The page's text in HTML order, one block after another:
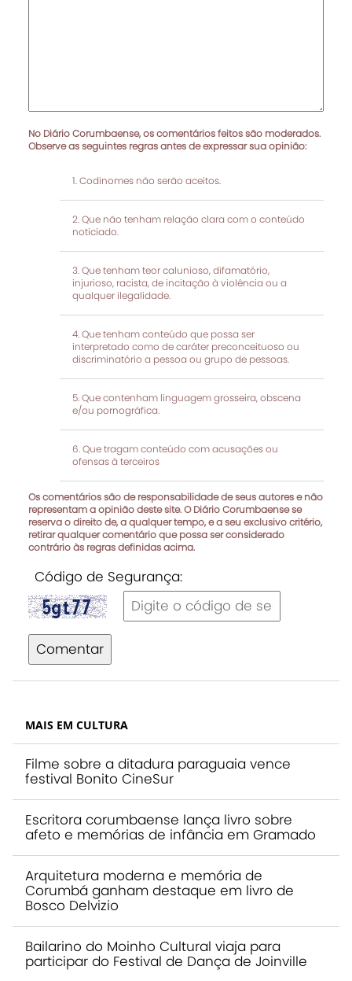
No Diário Corumbaense, os comentários feitos são moderados.
Observe as seguintes regras antes de expressar sua opinião:
Codinomes não serão aceitos.
Que não tenham relação clara com o conteúdo
noticiado.
Que tenham teor calunioso, difamatório,
injurioso, racista, de incitação à violência ou a
qualquer ilegalidade.
Que tenham conteúdo que possa ser
interpretado como de caráter preconceituoso ou
discriminatório a pessoa ou grupo de pessoas.
Que contenham linguagem grosseira, obscena
e/ou pornográfica.
Que tragam conteúdo com acusações ou
ofensas à terceiros
Os comentários são de responsabilidade de seus autores e não
representam a opinião deste site. O Diário Corumbaense se
reserva o direito de, a qualquer tempo, e a seu exclusivo critério,
retirar qualquer comentário que possa ser considerado
contrário às regras definidas acima.
Código de Segurança:
Comentar
MAIS EM CULTURA
Filme sobre a ditadura paraguaia vence
festival Bonito CineSur
Escritora corumbaense lança livro sobre
afeto e memórias de infância em Gramado
Arquitetura moderna e memória de
Corumbá ganham destaque em livro de
Bosco Delvizio
Bailarino do Moinho Cultural viaja para
participar do Festival de Dança de Joinville